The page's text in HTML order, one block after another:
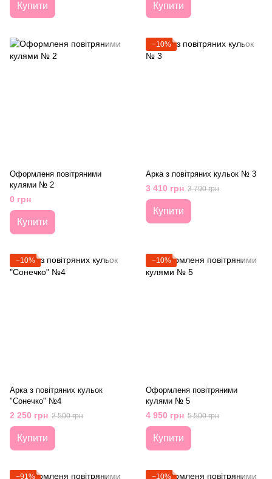
Купити Купити
Оформленя повітряними
кулями № 2
0 грн
Купити
−10%
Арка з повітряних кульок № 3
3 410 грн 3 790 грн
Купити
−10%
Арка з повітряних кульок
"Сонечко" №4
2 250 грн 2 500 грн
Купити
−10%
Оформленя повітряними
кулями № 5
4 950 грн 5 500 грн
Купити
−91% −10%